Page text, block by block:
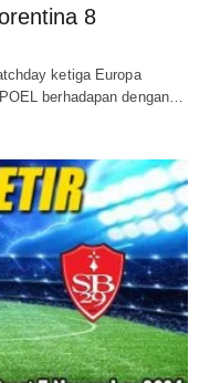
8
ketiga Europa
berhadapan dengan…